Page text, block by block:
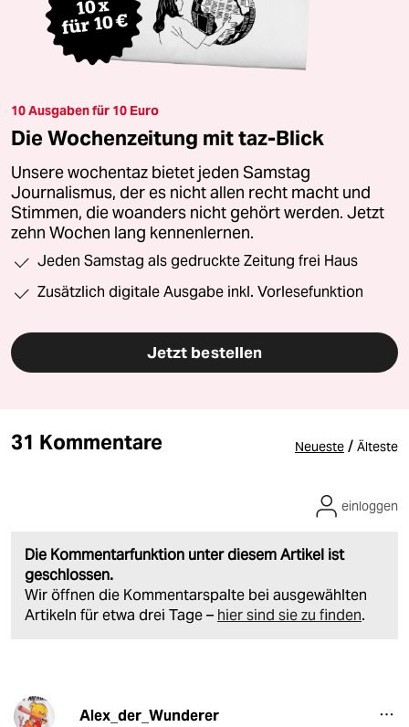
10 Ausgaben für 10 Euro
Die Wochenzeitung mit taz-Blick
Unsere wochentaz bietet jeden Samstag
Journalismus, der es nicht allen recht macht und
Stimmen, die woanders nicht gehört werden. Jetzt
zehn Wochen lang kennenlernen.
Jeden Samstag als gedruckte Zeitung frei Haus
Zusätzlich digitale Ausgabe inkl. Vorlesefunktion
Jetzt bestellen
31 Kommentare Neueste / Älteste
Die Kommentarfunktion unter diesem Artikel ist
geschlossen.
Wir öffnen die Kommentarspalte bei ausgewählten
Artikeln für etwa drei Tage – hier sind sie zu finden.
einloggen
Alex_der_Wunderer